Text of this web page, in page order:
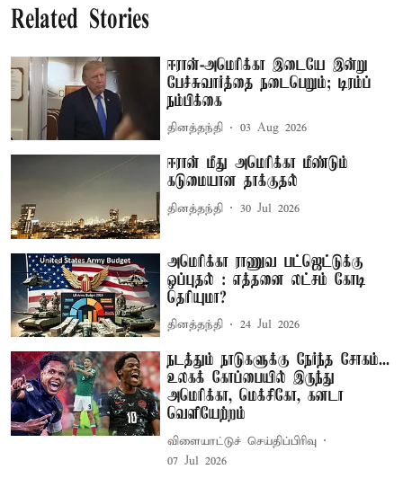
Related Stories
ஈரான்-அமெரிக்கா இடையே இன்று
பேச்சுவார்த்தை நடைபெறும்; டிரம்ப்
நம்பிக்கை
தினத்தந்தி 03 Aug 2026
ஈரான் மீது அமெரிக்கா மீண்டும்
கடுமையான தாக்குதல்
தினத்தந்தி 30 Jul 2026
அமெரிக்கா ராணுவ பட்ஜெட்டுக்கு
ஒப்புதல் : எத்தனை லட்சம் கோடி
தெரியுமா?
தினத்தந்தி 24 Jul 2026
நடத்தும் நாடுகளுக்கு நேர்ந்த சோகம்...
உலகக் கோப்பையில் இருந்து
அமெரிக்கா, மெக்சிகோ, கனடா
வெளியேற்றம்
விளையாட்டுச் செய்திப்பிரிவு
07 Jul 2026